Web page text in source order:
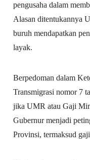
pengusaha dalam
Alasan ditentukannya
buruh mendapatkan
layak.
Berpedoman dalam
Transmigrasi nomor 7
jika UMR atau Gaji
Gubernur menjadi
Provinsi, termaksud